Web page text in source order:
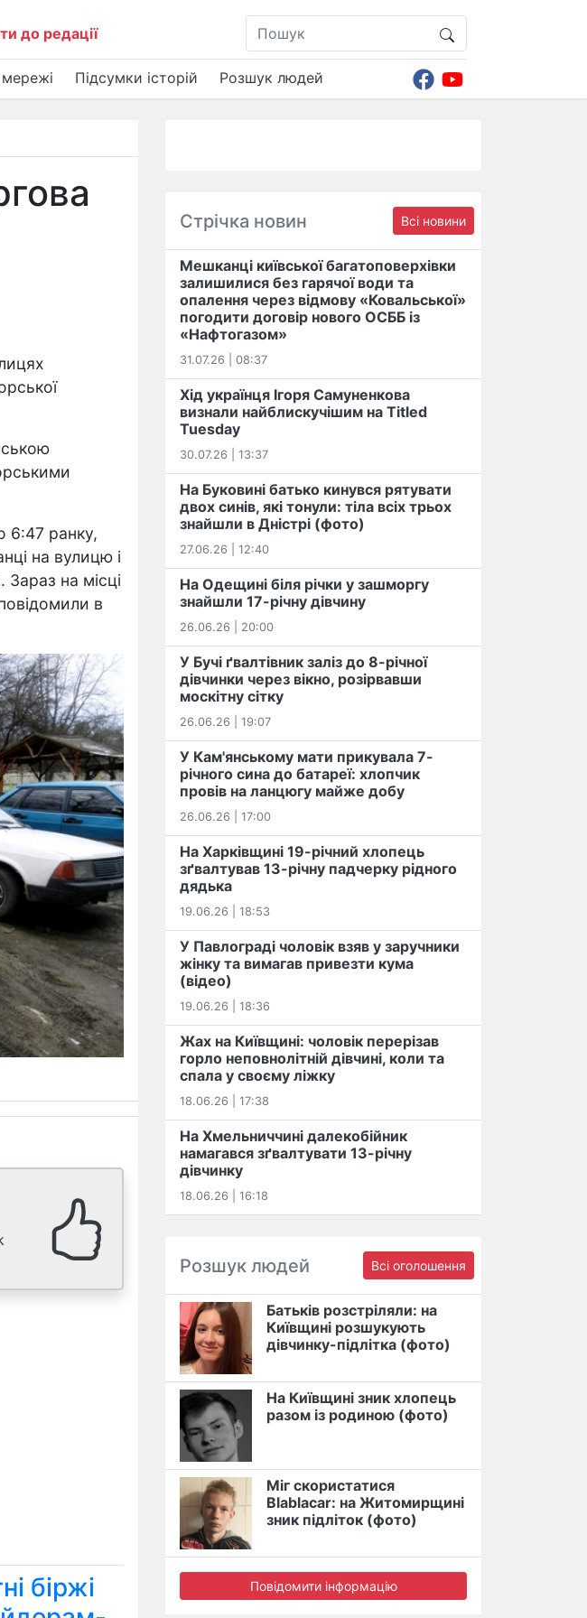
до редації
мережі Підсумки історій Розшук людей
6:47 ранку,
на вулицю і
на місці
в
біржі
Стрічка новин Всі новини
Мешканці київської багатоповерхівки
залишилися без гарячої води та
опалення через відмову «Ковальської»
погодити договір нового ОСББ із
«Нафтогазом»
31.07.26 | 08:37
Хід українця Ігоря Самуненкова
визнали найблискучішим на Titled
Tuesday
30.07.26 | 13:37
На Буковині батько кинувся рятувати
двох синів, які тонули: тіла всіх трьох
знайшли в Дністрі (фото)
27.06.26 | 12:40
На Одещині біля річки у зашморгу
знайшли 17-річну дівчину
26.06.26 | 20:00
У Бучі ґвалтівник заліз до 8-річної
дівчинки через вікно, розірвавши
москітну сітку
26.06.26 | 19:07
У Кам'янському мати прикувала 7-
річного сина до батареї: хлопчик
провів на ланцюгу майже добу
26.06.26 | 17:00
На Харківщині 19-річний хлопець​
️зґвалтував 13-річну падчерку рідного
дядька
19.06.26 | 18:53
У Павлограді чоловік взяв у заручники
жінку та вимагав привезти кума
(відео)
19.06.26 | 18:36
Жах на Київщині: чоловік перерізав
горло неповнолітній дівчині, коли та
спала у своєму ліжку
18.06.26 | 17:38
На Хмельниччині далекобійник
намагався зґвалтувати 13-річну
дівчинку
18.06.26 | 16:18
Розшук людей Всі оголошення
Батьків розстріляли: на
Київщині розшукують
дівчинку-підлітка (фото)
На Київщині зник хлопець
разом із родиною (фото)
Міг скористатися
Blablacar: на Житомирщині
зник підліток (фото)
Повідомити інформацію